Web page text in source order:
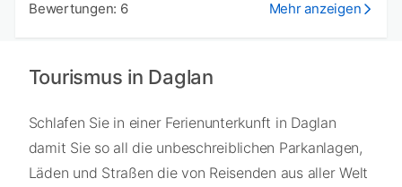
Bewertungen: 6 Mehr anzeigen
Tourismus in Daglan
Schlafen Sie in einer Ferienunterkunft in Daglan
damit Sie so all die unbeschreiblichen Parkanlagen,
Läden und Straßen die von Reisenden aus aller Welt